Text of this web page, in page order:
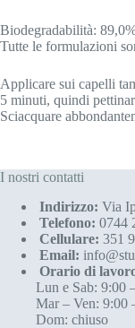
Biodegradabilità:
Tutte le formulazioni
Applicare sui capelli
5 minuti, quindi
Sciacquare
I nostri contatti
Indirizzo: Via
Telefono: 0744
Cellulare: 351
Email:
Orario di
Lun e Sab: 9:00
Mar – Ven: 9:00
Dom: chiuso